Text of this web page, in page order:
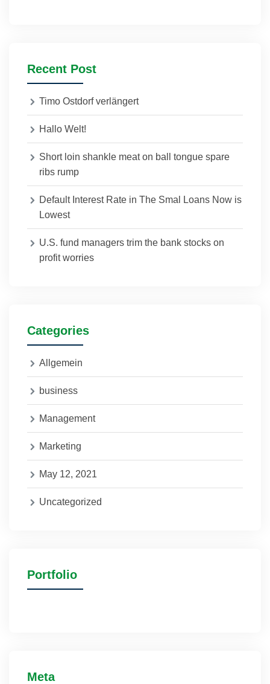
Recent Post
Timo Ostdorf verlängert
Hallo Welt!
Short loin shankle meat on ball tongue spare
ribs rump
Default Interest Rate in The Smal Loans Now is
Lowest
U.S. fund managers trim the bank stocks on
profit worries
Categories
Allgemein
business
Management
Marketing
May 12, 2021
Uncategorized
Portfolio
Meta